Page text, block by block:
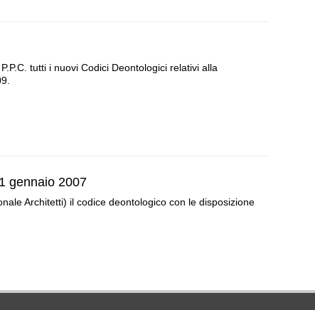
tutti i nuovi Codici Deontologici relativi alla
gennaio 2007
Architetti) il codice deontologico con le disposizione